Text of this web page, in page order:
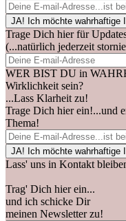
Trage Dich hier für
(...natürlich jederzeit
WER BIST DU in
Wirklichkeit sein?
...Lass Klarheit zu!
Trage Dich hier ein!...und
Thema!
Lass' uns in Kontakt
Trag' Dich hier ein...
und ich schicke Dir
meinen Newsletter zu!